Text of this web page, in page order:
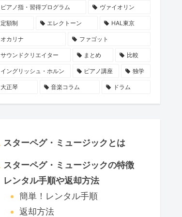
ピアノ指・習得プログラム ヴァイオリン
定額制 エレクトーン HAL東京
オカリナ ファゴット
サウンドクリエイター まとめ 比較
イングリッシュ・ホルン ピアノ講座 独学
大正琴 音楽コラム ドラム
スターペグ・ミュージックとは
スターペグ・ミュージックの特徴
レンタル手順や返却方法
簡単！レンタル手順
返却方法